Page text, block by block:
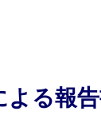
る報